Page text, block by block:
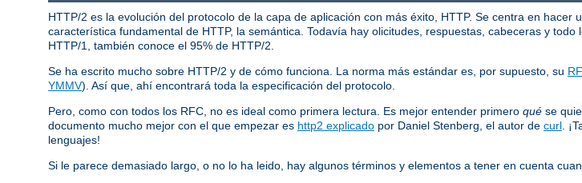
HTTP/2 es la evolución del protocolo de la capa de aplicación con más éxito, HTTP. Se centra en
característica fundamental de HTTP, la semántica. Todavía hay olicitudes, respuestas, cabeceras y
HTTP/1, también conoce el 95% de HTTP/2.
Se ha escrito mucho sobre HTTP/2 y de cómo funciona. La norma más estándar es, por supuesto, su
YMMV). Así que, ahí encontrará toda la especificación del protocolo.
Pero, como con todos los RFC, no es ideal como primera lectura. Es mejor entender primero qué se
documento mucho mejor con el que empezar es http2 explicado por Daniel Stenberg, el autor de curl .
lenguajes!
Si le parece demasiado largo, o no lo ha leido, hay algunos términos y elementos a tener en cuenta